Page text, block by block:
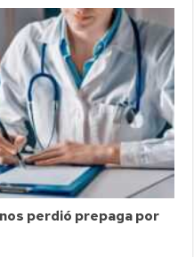
perdió prepaga por